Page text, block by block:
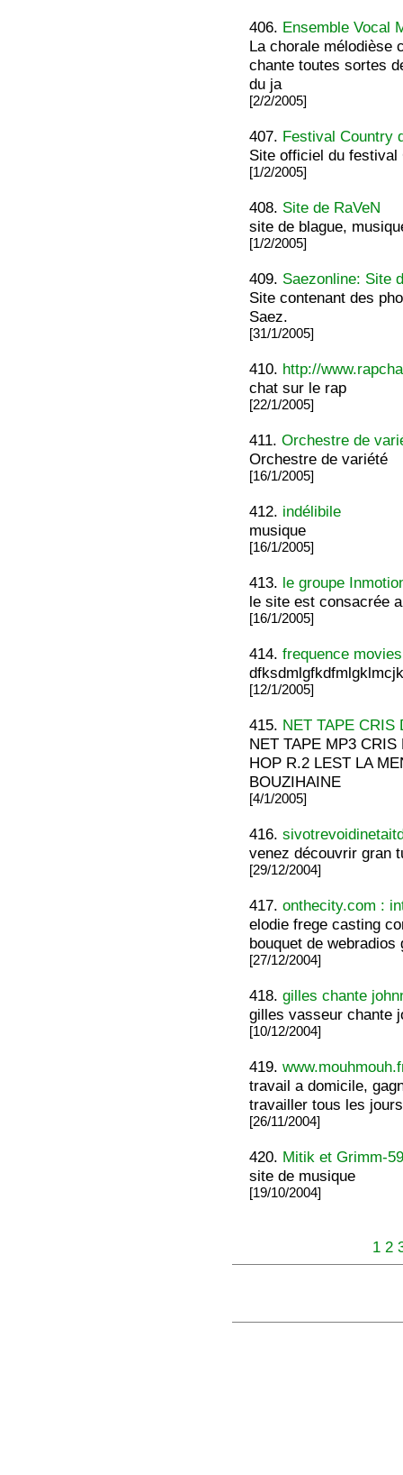
406. Ensemble Vocal
La chorale mélodièse
chante toutes sortes
du ja
[2/2/2005]
407. Festival Country
Site officiel du festival
[1/2/2005]
408. Site de RaVeN
site de blague,
[1/2/2005]
409. Saezonline: Site
Site contenant des
Saez.
[31/1/2005]
410. http://
chat sur le rap
[22/1/2005]
411.Orchestre de
Orchestre de variété
[16/1/2005]
412. indélibile
musique
[16/1/2005]
413. le groupe
le site est consacrée
[16/1/2005]
414.frequence movies
[12/1/2005]
415. NET TAPE CRIS
NET TAPE MP3
HOP R.2 LEST LA
BOUZIHAINE
[4/1/2005]
416.
venez découvrir gran
[29/12/2004]
417.onthecity.com :
elodie frege casting
bouquet de
[27/12/2004]
418.gilles chante
gilles vasseur chante
[10/12/2004]
419.
travail a domicile,
travailler tous les
[26/11/2004]
420. Mitik et Grimm-
site de musique
[19/10/2004]
1 2